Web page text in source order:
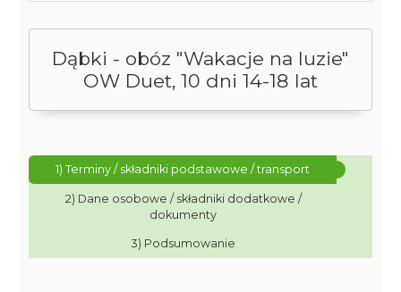
Dąbki - obóz "Wakacje na luzie"
OW Duet, 10 dni 14-18 lat
1) Terminy / składniki podstawowe / transport
2) Dane osobowe / składniki dodatkowe /
dokumenty
3) Podsumowanie